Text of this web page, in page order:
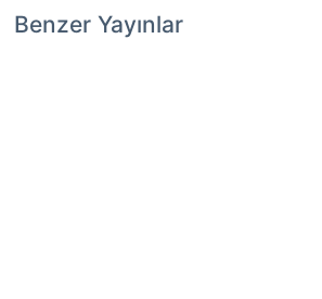
Benzer Yayınlar